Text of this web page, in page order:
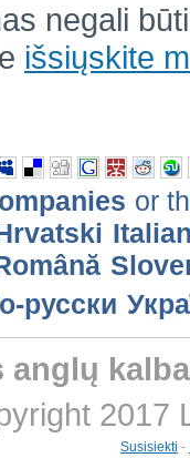
negali
išsiųskite
or
русски
2017
Susisiekti -